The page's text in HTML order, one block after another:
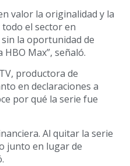
valor la originalidad y la
el sector en
la oportunidad de
Max”, señaló.
productora de
en declaraciones a
por qué la serie fue
Al quitar la serie
junto en lugar de